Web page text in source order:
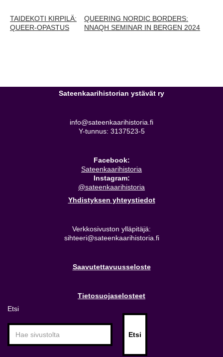
TAIDEKOTI KIRPILÄ:
QUEER-OPASTUS
QUEERING NORDIC BORDERS:
NNAQH SEMINAR IN BERGEN 2024
Sateenkaarihistorian ystävät ry
info@sateenkaarihistoria.fi
Y-tunnus: 3137523-5
Facebook:
Sateenkaarihistoria
Instagram:
@sateenkaarihistoria
Yhdistyksen yhteystiedot
Verkkosivuston ylläpitäjä:
sihteeri@sateenkaarihistoria.fi
Saavutettavuusseloste
Tietosuojaselosteet
Etsi
Etsi